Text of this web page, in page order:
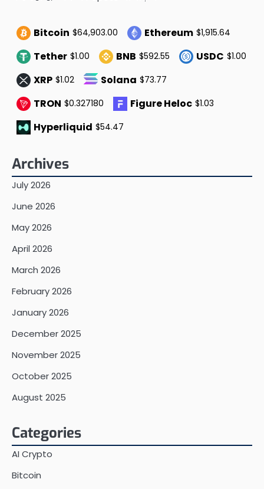
Bitcoin $64,903.00 Ethereum $1,915.64
Tether $1.00 BNB $592.55 USDC $1.00
XRP $1.02 Solana $73.77
TRON $0.327180 Figure Heloc $1.03
Hyperliquid $54.47
Archives
July 2026
June 2026
May 2026
April 2026
March 2026
February 2026
January 2026
December 2025
November 2025
October 2025
August 2025
Categories
AI Crypto
Bitcoin